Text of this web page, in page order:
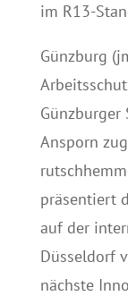
im R13-
Günzburg
Ansporn
präsentiert
auf der
Düsseldorf
nächste